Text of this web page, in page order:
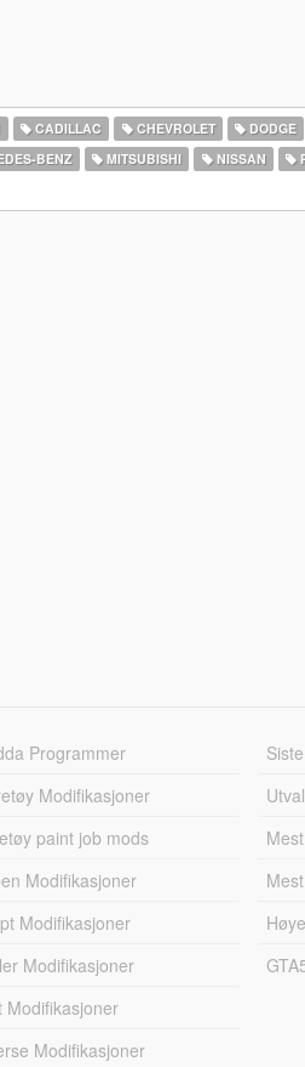
CADILLAC CHEVROLET DODGE
BENZ MITSUBISHI NISSAN
Programmer
Modifikasjoner
paint job mods
Modifikasjoner
Modifikasjoner
Modifikasjoner
Modifikasjoner
Modifikasjoner